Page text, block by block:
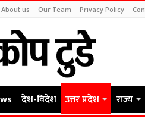
About us Our Team Privacy Policy
देश-विदेश उत्तर प्रदेश राज्य